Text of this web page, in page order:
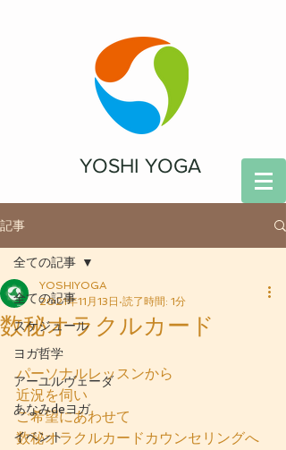
YOSHI YOGA
記事
全ての記事
スケジュール
ヨガ哲学
アーユルヴェーダ
あなみdeヨガ
イベント
全ての記事
数秘オラクルカード
YOSHIYOGA
2021年11月13日 読了時間: 1分
パーソナルレッスンから
近況を伺い
ご希望にあわせて
数秘オラクルカードカウンセリングへ